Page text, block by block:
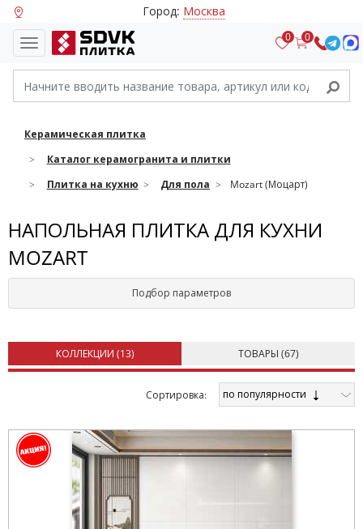
Город: Москва
0 0
Керамическая плитка
Каталог керамогранита и плитки
Плитка на кухню
Для пола Mozart (Моцарт)
НАПОЛЬНАЯ ПЛИТКА ДЛЯ КУХНИ
MOZART
Подбор параметров
КОЛЛЕКЦИИ (13) ТОВАРЫ (67)
Cортировка: по популярности